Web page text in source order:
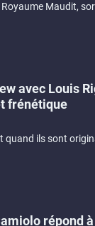
Royaume Maudit,
avec Louis
frénétique
quand ils sont
répond